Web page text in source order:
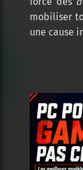
mobiliser
une cause